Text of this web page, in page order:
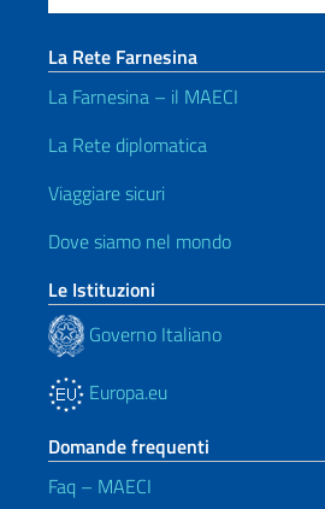
La Rete Farnesina
La Farnesina – il MAECI
La Rete diplomatica
Viaggiare sicuri
Dove siamo nel mondo
Le Istituzioni
Governo Italiano
Europa.eu
Domande frequenti
Faq – MAECI